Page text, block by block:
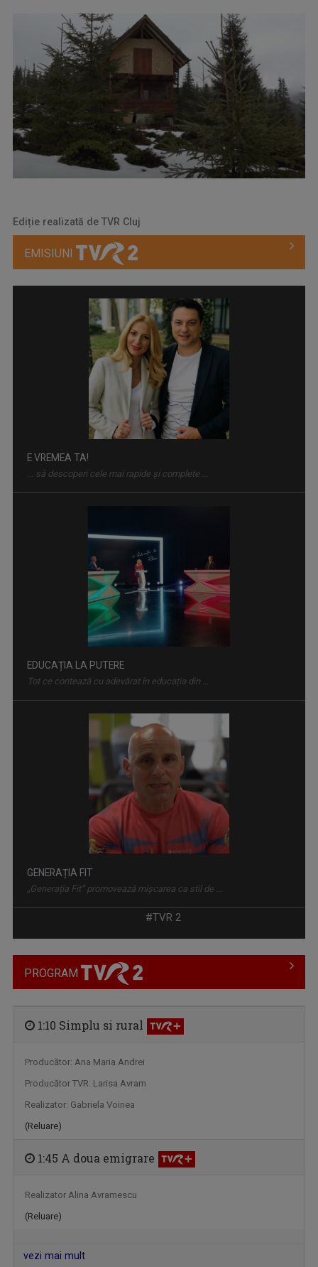
Ediție realizată de TVR Cluj
EMISIUNI
E VREMEA TA!
... să descoperi cele mai rapide și complete ...
EDUCAȚIA LA PUTERE
Tot ce contează cu adevărat în educația din ...
GENERAȚIA FIT
„Generația Fit” promovează mișcarea ca stil de ...
FORŢA IDEILOR
#TVR 2
PROGRAM
1:10 Simplu si rural
Producător: Ana Maria Andrei
Producător TVR: Larisa Avram
Realizator: Gabriela Voinea
(Reluare)
1:45 A doua emigrare
Realizator Alina Avramescu
(Reluare)
vezi mai mult